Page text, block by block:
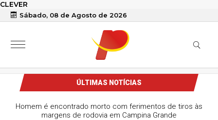
CLEVER
Sábado, 08 de Agosto de 2026
ÚLTIMAS NOTÍCIAS
Homem é encontrado morto com ferimentos de tiros às
margens de rodovia em Campina Grande